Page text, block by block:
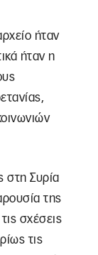
ήταν
ήταν η
στη Συρία
της
σχέσεις
τις